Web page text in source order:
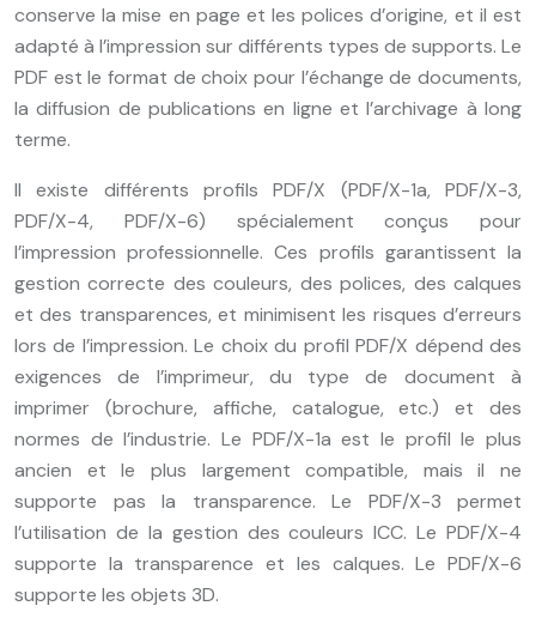
conserve la mise en page et les polices d’origine, et il est
adapté à l’impression sur différents types de supports. Le
PDF est le format de choix pour l’échange de documents,
la diffusion de publications en ligne et l’archivage à long
terme.
Il existe différents profils PDF/X (PDF/X-1a, PDF/X-3,
PDF/X-4, PDF/X-6) spécialement conçus pour
l’impression professionnelle. Ces profils garantissent la
gestion correcte des couleurs, des polices, des calques
et des transparences, et minimisent les risques d’erreurs
lors de l’impression. Le choix du profil PDF/X dépend des
exigences de l’imprimeur, du type de document à
imprimer (brochure, affiche, catalogue, etc.) et des
normes de l’industrie. Le PDF/X-1a est le profil le plus
ancien et le plus largement compatible, mais il ne
supporte pas la transparence. Le PDF/X-3 permet
l’utilisation de la gestion des couleurs ICC. Le PDF/X-4
supporte la transparence et les calques. Le PDF/X-6
supporte les objets 3D.